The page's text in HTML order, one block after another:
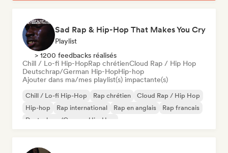
Sad Rap & Hip-Hop That Makes You Cry
Playlist
> 1200 feedbacks réalisés
Chill / Lo-fi Hip-HopRap chrétienCloud Rap / Hip Hop
Deutschrap/German Hip-HopHip-hop
Ajouter dans ma/mes playlist(s) impactante(s)
Chill / Lo-fi Hip-Hop Rap chrétien
Cloud Rap / Hip Hop
Hip-hop
Rap international Rap en anglais
Rap francais
Deutschrap/German Hip-Hop